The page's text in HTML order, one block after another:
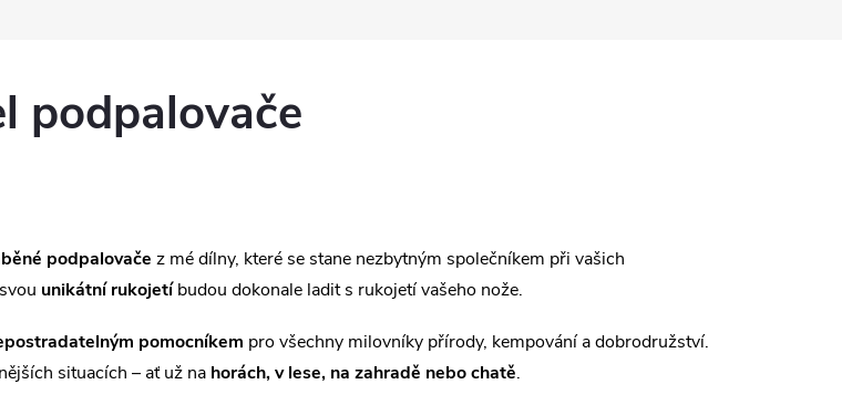
podpalovače
podpalovače z mé dílny, které se stane nezbytným společníkem při vašich
unikátní rukojetíbudou dokonale ladit s rukojetí vašeho nože.
pomocníkem pro všechny milovníky přírody, kempování a dobrodružství.
situacích – ať už na horách, v lese, na zahradě nebo chatě.